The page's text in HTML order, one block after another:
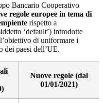
Bancario Cooperativo
regole europee in tema di
rispetto a
‘default’) introdotte
di uniformare i
dei paesi dell’UE.
Nuove regole (dal
01/01/2021)